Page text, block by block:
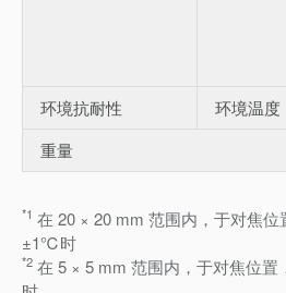
环境抗耐性
环境温度
重量
*1 在 20 × 20 mm 范围内，于对焦
±1℃时
*2 在 5 × 5 mm 范围内，于对焦位